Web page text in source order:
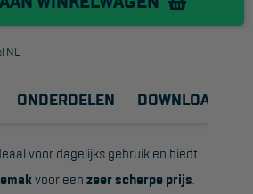
NL
ONDERDELEN DOWNLOADS
voor dagelijks gebruik en biedt
voor een zeer scherpe prijs